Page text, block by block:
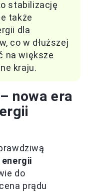
stabilizację
także
dla
co w dłuższej
na większe
kraju.
nowa era
do
prądu